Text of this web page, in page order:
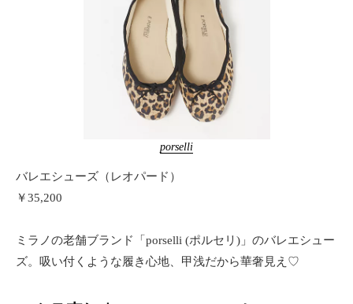
porselli
バレエシューズ（レオパード）
￥35,200
ミラノの老舗ブランド「porselli (ポルセリ)」のバレエシュー
ズ。吸い付くような履き心地、甲浅だから華奢見え♡